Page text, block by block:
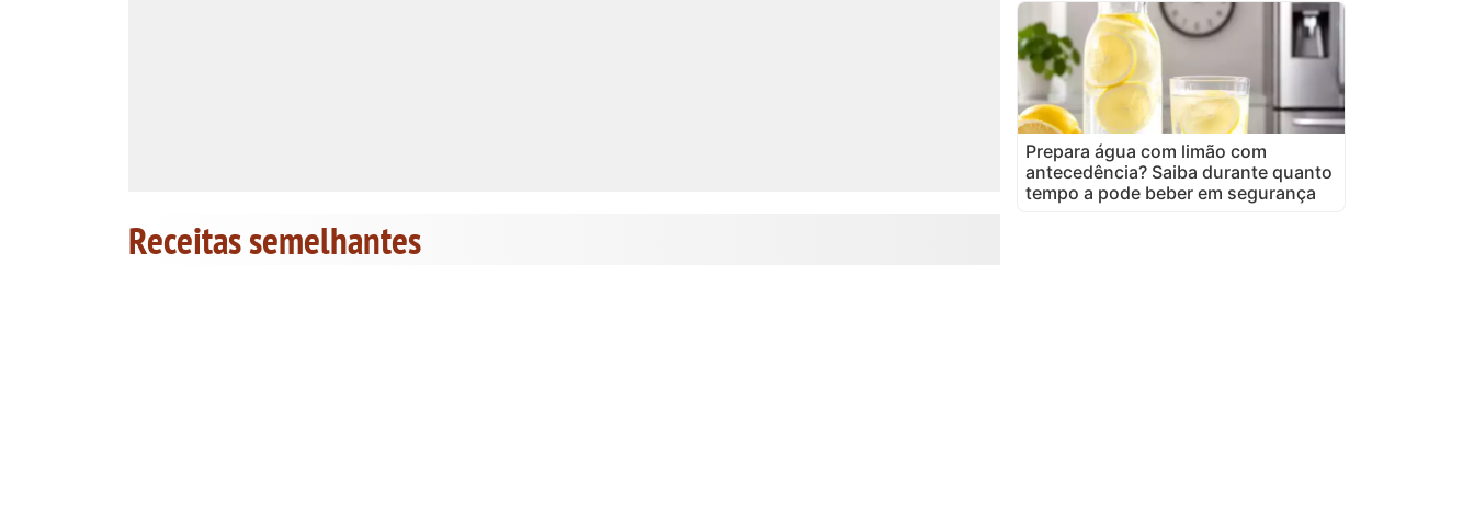
Receitas semelhantes
Prepara água com limão com
antecedência? Saiba durante quanto
tempo a pode beber em segurança